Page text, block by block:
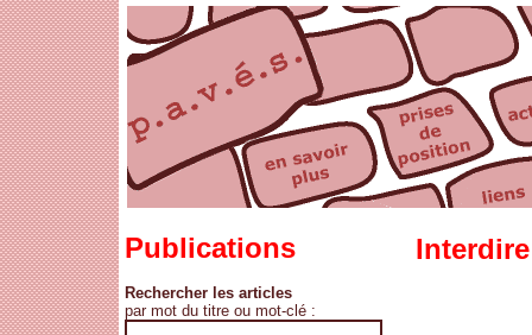
Publications
Rechercher les articles
par mot du titre ou mot-clé :